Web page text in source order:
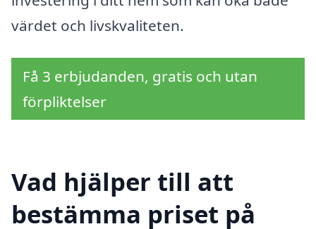
värdet och livskvaliteten.
Få 3 erbjudanden, gratis och utan
förpliktelser
Vad hjälper till att
bestämma priset på